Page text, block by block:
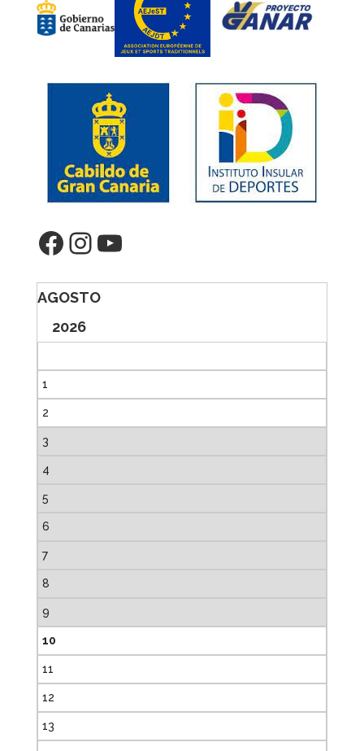
Facebook
Instagram
YouTube
AGOSTO
2026
1
2
3
4
5
6
7
8
9
10
11
12
13